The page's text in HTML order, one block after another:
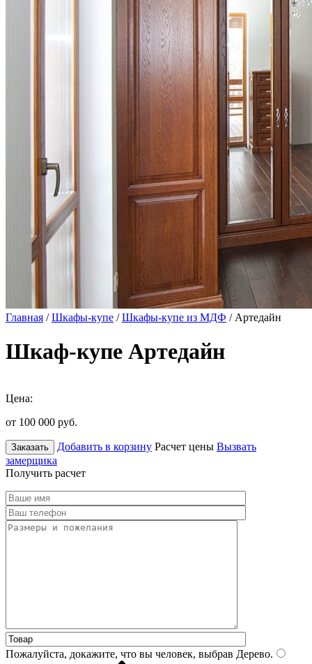
Главная /Шкафы-купе /Шкафы-купе из МДФ / Артедайн
Шкаф-купе Артедайн
Цена:
от 100 000 руб.
Заказать Добавить в корзину Расчет цены Вызвать
замерщика
Получить расчет
Пожалуйста, докажите, что вы человек, выбрав Дерево.